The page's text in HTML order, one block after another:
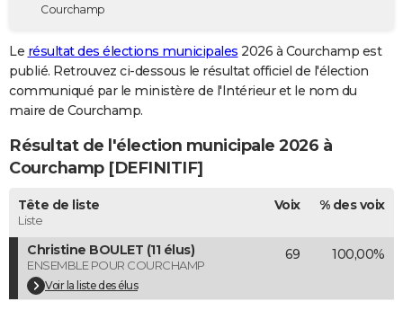
Destinations
City break
Voyage nature
Voyage de noces
Forum
GUIDES D'ACHAT
BONS PLANS
Carte de Noël
Carte Bonne année
Carte Saint-Valentin
Carte Pâques
Carte d'anniversaire
DICTIONNAIRE
Dictionnaire
Biographies
Citations
Expressions
Proverbes
PROGRAMME TV
COPAINS D'AVANT
S'inscrire
Se connecter
Lycées
Collèges
Primaires
Universités
Entreprises
Service militaire
Avis de recherche
AVIS DE DÉCÈS
Courchamp
Le résultat des élections municipales 2026 à Courchamp est
publié. Retrouvez ci-dessous le résultat officiel de l'élection
communiqué par le ministère de l'Intérieur et le nom du
maire de Courchamp.
Résultat de l'élection municipale 2026 à
Courchamp [DEFINITIF]
Tête de liste
Liste
Voix % des voix
Christine BOULET (11 élus)
ENSEMBLE POUR COURCHAMP
Voir la liste des élus
69 100,00%